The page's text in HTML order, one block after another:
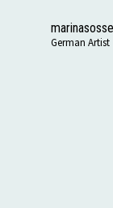
German Artist